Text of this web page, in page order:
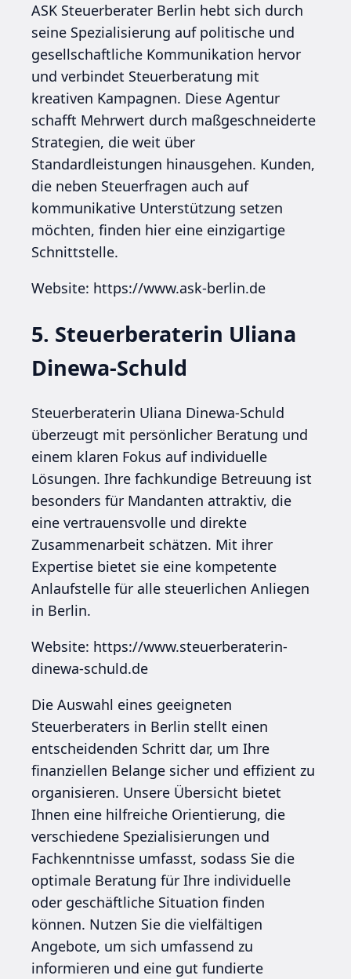
ASK Steuerberater Berlin hebt sich durch
seine Spezialisierung auf politische und
gesellschaftliche Kommunikation hervor
und verbindet Steuerberatung mit
kreativen Kampagnen. Diese Agentur
schafft Mehrwert durch maßgeschneiderte
Strategien, die weit über
Standardleistungen hinausgehen. Kunden,
die neben Steuerfragen auch auf
kommunikative Unterstützung setzen
möchten, finden hier eine einzigartige
Schnittstelle.
Website: https://www.ask-berlin.de
5. Steuerberaterin Uliana
Dinewa-Schuld
Steuerberaterin Uliana Dinewa-Schuld
überzeugt mit persönlicher Beratung und
einem klaren Fokus auf individuelle
Lösungen. Ihre fachkundige Betreuung ist
besonders für Mandanten attraktiv, die
eine vertrauensvolle und direkte
Zusammenarbeit schätzen. Mit ihrer
Expertise bietet sie eine kompetente
Anlaufstelle für alle steuerlichen Anliegen
in Berlin.
Website: https://www.steuerberaterin-
dinewa-schuld.de
Die Auswahl eines geeigneten
Steuerberaters in Berlin stellt einen
entscheidenden Schritt dar, um Ihre
finanziellen Belange sicher und effizient zu
organisieren. Unsere Übersicht bietet
Ihnen eine hilfreiche Orientierung, die
verschiedene Spezialisierungen und
Fachkenntnisse umfasst, sodass Sie die
optimale Beratung für Ihre individuelle
oder geschäftliche Situation finden
können. Nutzen Sie die vielfältigen
Angebote, um sich umfassend zu
informieren und eine gut fundierte